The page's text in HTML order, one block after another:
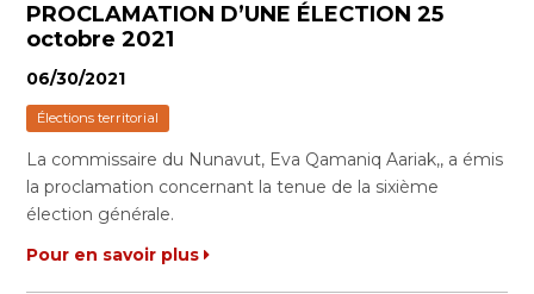
PROCLAMATION D’UNE ÉLECTION 25
octobre 2021
06/30/2021
Élections territorial
La commissaire du Nunavut, Eva Qamaniq Aariak,, a émis
la proclamation concernant la tenue de la sixième
élection générale.
Pour en savoir plus